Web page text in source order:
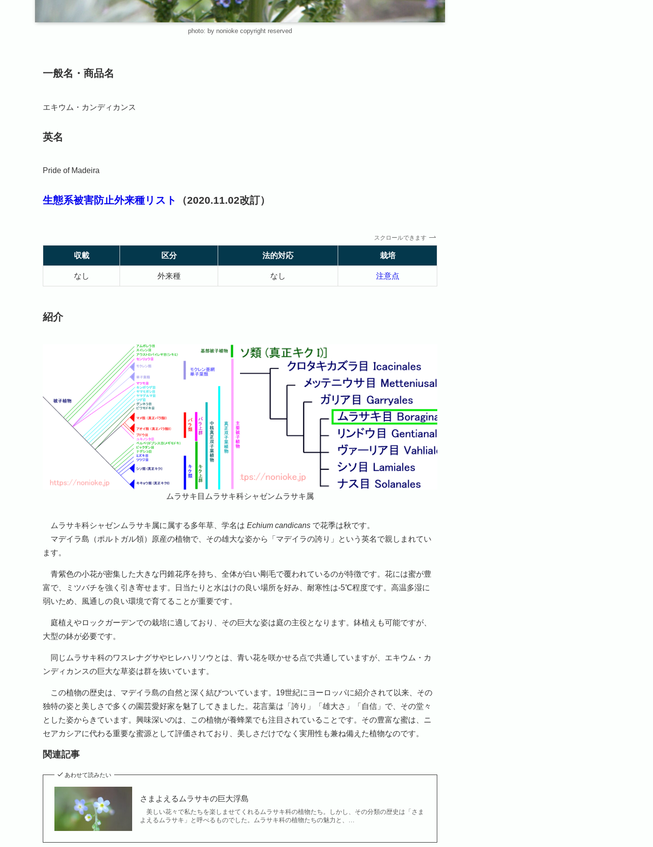
photo: by nonioke copyright reserved
一般名・商品名
エキウム・カンディカンス
英名
Pride of Madeira
生態系被害防止外来種リスト （2020.11.02改訂）
スクロールできます
収載 区分 法的対応 栽培
なし 外来種 なし 注意点
紹介
ムラサキ目ムラサキ科シャゼンムラサキ属
ムラサキ科シャゼンムラサキ属に属する多年草、学名は Echium candicans で花季は秋です。
マデイラ島（ポルトガル領）原産の植物で、その雄大な姿から「マデイラの誇り」という英名で親しまれてい
ます。
青紫色の小花が密集した大きな円錐花序を持ち、全体が白い剛毛で覆われているのが特徴です。花には蜜が豊
富で、ミツバチを強く引き寄せます。日当たりと水はけの良い場所を好み、耐寒性は-5℃程度です。高温多湿に
弱いため、風通しの良い環境で育てることが重要です。
庭植えやロックガーデンでの栽培に適しており、その巨大な姿は庭の主役となります。鉢植えも可能ですが、
大型の鉢が必要です。
同じムラサキ科のワスレナグサやヒレハリソウとは、青い花を咲かせる点で共通していますが、エキウム・カ
ンディカンスの巨大な草姿は群を抜いています。
この植物の歴史は、マデイラ島の自然と深く結びついています。19世紀にヨーロッパに紹介されて以来、その
独特の姿と美しさで多くの園芸愛好家を魅了してきました。花言葉は「誇り」「雄大さ」「自信」で、その堂々
とした姿からきています。興味深いのは、この植物が養蜂業でも注目されていることです。その豊富な蜜は、ニ
セアカシアに代わる重要な蜜源として評価されており、美しさだけでなく実用性も兼ね備えた植物なのです。
関連記事
あわせて読みたい
さまよえるムラサキの巨大浮島
美しい花々で私たちを楽しませてくれるムラサキ科の植物たち。しかし、その分類の歴史は「さま
よえるムラサキ」と呼べるものでした。ムラサキ科の植物たちの魅力と、…